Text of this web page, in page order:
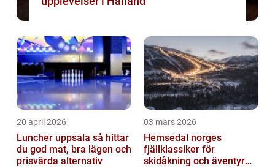
20 april 2026
Luncher uppsala så hittar
du god mat, bra lägen och
prisvärda alternativ
03 mars 2026
Hemsedal norges
fjällklassiker för
skidåkning och äventyr